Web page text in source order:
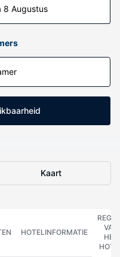
8 Augustus
Kaart
HOTELINFORMATIE
VAN
HET